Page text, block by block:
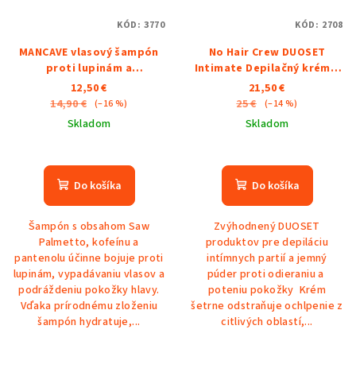
MANCAVE vlasový šampón
proti lupinám a
vypadávaniu vlasov 350ml
12,50 €
14,90 € (–16 %)
Skladom
hodnotenie
produktu
z
5
hviezdičiek.
Do košíka
Šampón s obsahom Saw
Palmetto, kofeínu a
pantenolu účinne bojuje proti
lupinám, vypadávaniu vlasov a
podráždeniu pokožky hlavy.
Vďaka prírodnému zloženiu
šampón hydratuje,...
KÓD: 3770
No Hair Crew DUOSET
Intimate Depilačný krém a
Púder
21,50 €
25 € (–14 %)
Skladom
hodnotenie
produktu
z
5
hviezdičiek.
Do košíka
Zvýhodnený DUOSET
produktov pre depiláciu
intímnych partií a jemný
púder proti odieraniu a
poteniu pokožky Krém
šetrne odstraňuje ochlpenie z
citlivých oblastí,...
KÓD: 2708